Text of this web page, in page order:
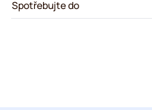
Spotřebujte do